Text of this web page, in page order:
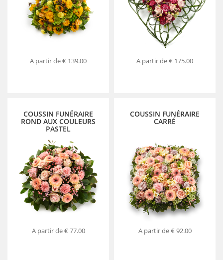
A partir de€ 139.00 A partir de€ 175.00
COUSSIN FUNÉRAIRE
ROND AUX COULEURS
PASTEL
A partir de€ 77.00
COUSSIN FUNÉRAIRE
CARRÉ
A partir de€ 92.00